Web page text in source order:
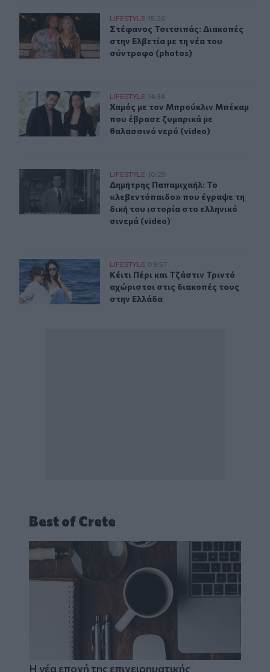
Στέφανος Τσιτσιπάς: Διακοπές στην Ελβετία με τη νέα
LIFESTYLE 15:26
Στέφανος Τσιτσιπάς: Διακοπές
Στέφανος Τσιτσιπάς: Διακοπές
στην Ελβετία με τη νέα του
σύντροφο (photos)
Χαμός με τον Μπρούκλιν Μπέκαμ που έβρασε ζυμαρικά
LIFESTYLE 14:34
Χαμός με τον Μπρούκλιν Μπέκαμ
Χαμός με τον Μπρούκλιν Μπέκαμ
που έβρασε ζυμαρικά με
θαλασσινό νερό (video)
Δημήτρης Παπαμιχαήλ: Το «λεβεντόπαιδο» που έγραψε
LIFESTYLE 10:25
Δημήτρης Παπαμιχαήλ: Το
Δημήτρης Παπαμιχαήλ: Το
«λεβεντόπαιδο» που έγραψε τη
δική του ιστορία στο ελληνικό
σινεμά (video)
Κέιτι Πέρι και Τζάστιν Τριντό αχώριστοι στις
LIFESTYLE 09:57
Κέιτι Πέρι και Τζάστιν Τριντό
Κέιτι Πέρι και Τζάστιν Τριντό
αχώριστοι στις διακοπές τους
στην Ελλάδα
Best of Crete
Η νέα εποχή της επιχειρηματικής